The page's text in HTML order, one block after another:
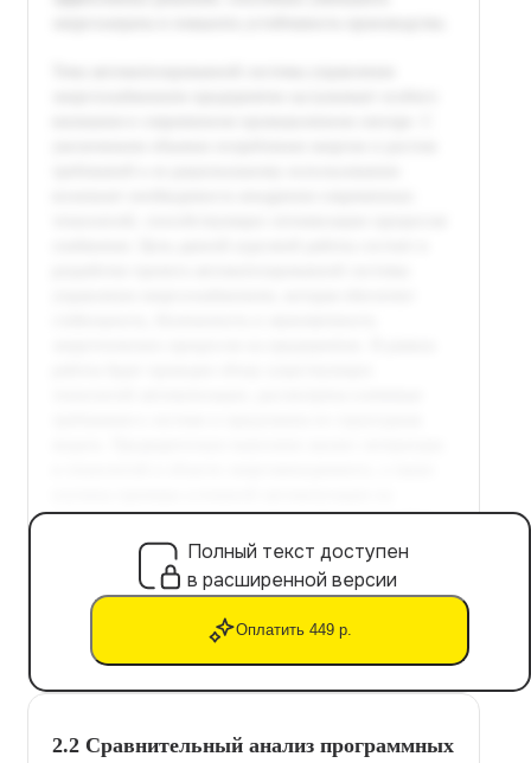
Полный текст доступен
в расширенной версии
Оплатить 449 р.
2.2 Сравнительный анализ программных